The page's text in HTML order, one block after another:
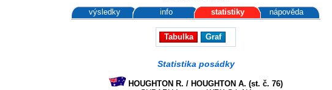
výsledky info statistiky nápověda
Tabulka Graf
Statistika posádky
HOUGHTON R. / HOUGHTON A. (st. č. 76)